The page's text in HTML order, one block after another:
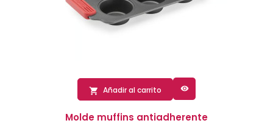
 Añadir al carrito 
Molde muffins antiadherente